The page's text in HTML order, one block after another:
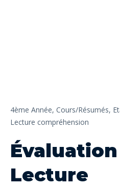
4ème Année, Cours/Résumés,
Lecture compréhension
Lecture